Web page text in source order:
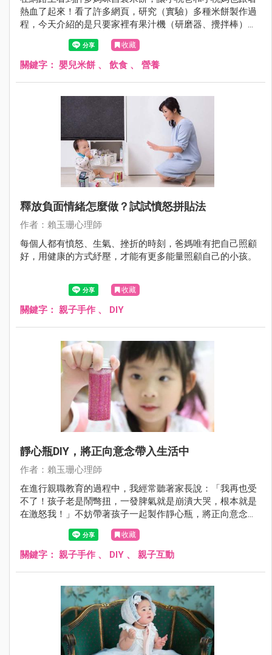
熱血了起來！看了許多網頁，研究（實驗）多種米餅製作過
程，今天介紹的是只要家裡有果汁機（研磨器、攪拌棒）、
電鍋，就能輕鬆製作的米餅棒。
收藏
關鍵字： 嬰兒米餅 、 飲食 、 營養
釋放負面情緒怎麼做？試試憤怒拼貼法
作者：賴玉珊心理師
每個人都有憤怒、生氣、挫折的時刻，爸媽唯有把自己照顧
好，用健康的方式紓壓，才能有更多能量照顧自己的小孩。
收藏
關鍵字： 親子手作 、 DIY
靜心瓶DIY，將正向意念帶入生活中
作者：賴玉珊心理師
在進行親職教育的過程中，我經常聽著家長說：「我再也受
不了！孩子老是鬧彆扭，一發脾氣就是崩潰大哭，根本就是
在激怒我！」不妨帶著孩子一起製作靜心瓶，將正向意念導
收藏
關鍵字： 親子手作 、 DIY 、 親子互動